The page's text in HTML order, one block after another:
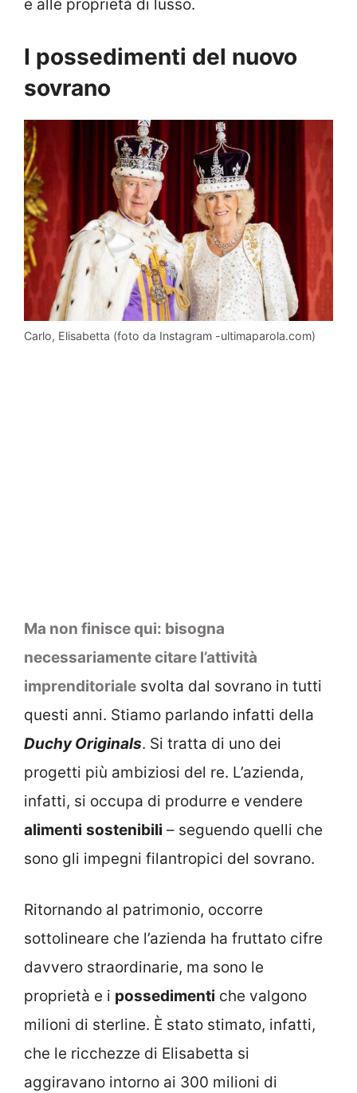
e alle proprietà di lusso.
I possedimenti del nuovo
sovrano
Carlo, Elisabetta (foto da Instagram -ultimaparola.com)
Ma non finisce qui: bisogna
necessariamente citare l’attività
imprenditoriale svolta dal sovrano in tutti
questi anni. Stiamo parlando infatti della
Duchy Originals. Si tratta di uno dei
progetti più ambiziosi del re. L’azienda,
infatti, si occupa di produrre e vendere
alimenti sostenibili – seguendo quelli che
sono gli impegni filantropici del sovrano.
Ritornando al patrimonio, occorre
sottolineare che l’azienda ha fruttato cifre
davvero straordinarie, ma sono le
proprietà e i possedimenti che valgono
milioni di sterline. È stato stimato, infatti,
che le ricchezze di Elisabetta si
aggiravano intorno ai 300 milioni di